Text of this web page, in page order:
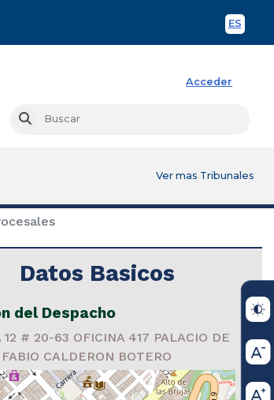
ES
Acceder
Buscar
Ver mas Tribunales
Datos Basicos
del Despacho
12 # 20-63 OFICINA 417 PALACIO DE
CALDERON BOTERO